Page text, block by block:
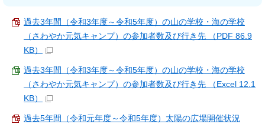
過去3年間（令和3年度～令和5年度）の山の学校・海の学校
（さわやか元気キャンプ）の参加者数及び行き先 （PDF 86.9
KB）
過去3年間（令和3年度～令和5年度）の山の学校・海の学校
（さわやか元気キャンプ）の参加者数及び行き先 （Excel 12.1
KB）
過去5年間（令和元年度～令和5年度）太陽の広場開催状況